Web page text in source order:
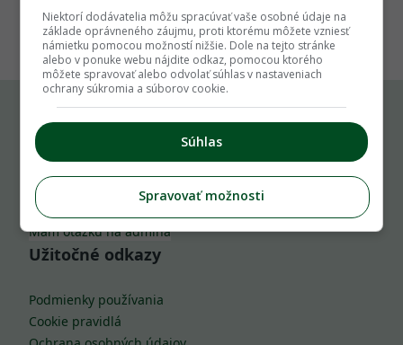
1
Komu môžeš napísať
info@zahrada.sk
Nahlás chybu
Mám otázku na admina
Užitočné odkazy
Podmienky používania
Cookie pravidlá
Niektorí dodávatelia môžu spracúvať vaše osobné údaje na
základe oprávneného záujmu, proti ktorému môžete vzniesť
námietku pomocou možností nižšie. Dole na tejto stránke
alebo v ponuke webu nájdite odkaz, pomocou ktorého
môžete spravovať alebo odvolať súhlas v nastaveniach
ochrany súkromia a súborov cookie.
Súhlas
Spravovať možnosti